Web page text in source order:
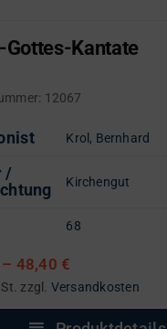
Gottes-Kantate
12067
Krol, Bernhard
/
Kirchengut
68
– 48,40 €
zzgl. Versandkosten